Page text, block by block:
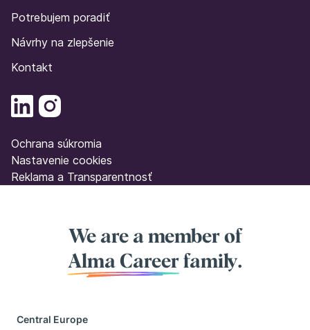
Potrebujem poradiť
Návrhy na zlepšenie
Kontakt
Ochrana súkromia
Nastavenie cookies
Reklama a Transparentnosť
We are a member of
Alma Career family.
Central Europe